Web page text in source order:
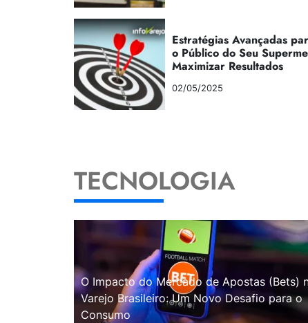
Estratégias Avançadas
o Público do Seu
Maximizar Resultados
02/05/2025
TECNOLOGIA
O Impacto do Mercado de Apostas (Bets)
Varejo Brasileiro: Um Novo Desafio para o
Consumo